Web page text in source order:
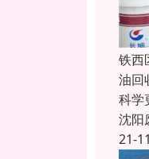
铁西
油回
科学
沈阳
21-